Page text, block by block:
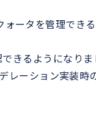
ータを管理でき
きるようになりま
レーション実装時